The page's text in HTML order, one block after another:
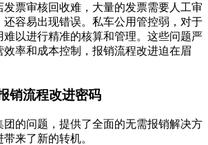
票审核回收难，大量的发票需要人工审
还容易出现错误。私车公用管控弱，对于
难以进行精准的核算和管理。这些问题严
率和成本控制，报销流程改进迫在眉
销流程改进密码
团的问题，提供了全面的无需报销解决方
来了新的转机。